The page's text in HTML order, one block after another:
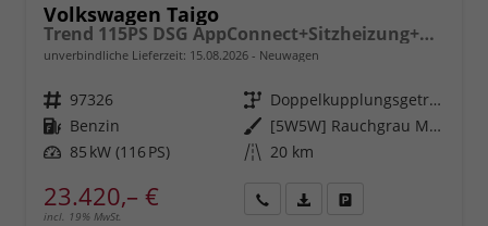
Volkswagen Taigo
Trend 115PS DSG AppConnect+Sitzheizung+PDC+Alu16+LED+DAB+FrontAssist
unverbindliche Lieferzeit: 15.08.2026 Neuwagen
Fahrzeugnr. 97326 Getriebe
Doppelkupplungsgetriebe (DSG)
Kraftstoff Benzin Außenfarbe
[5W5W] Rauchgrau Metallic
Leistung 85 kW (116 PS) Kilometerstand 20 km
23.420,– €
incl. 19% MwSt.